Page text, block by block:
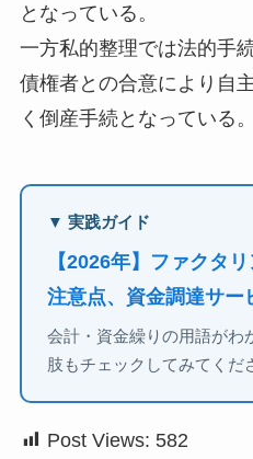
となっている。
一方私的整理では法的手
債権者との合意により自
く倒産手続となっている。
▼ 実践ガイド
【2026年】ファクタ
注意点、資金調達サ
会計・資金繰りの用語がわ
肢もチェックしてみてくだ
Post Views: 582